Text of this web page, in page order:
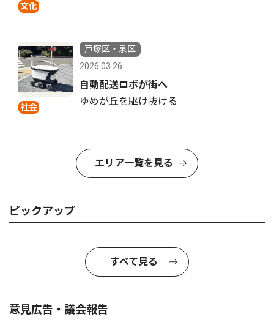
文化
社会
戸塚区・泉区
2026.03.26
自動配送ロボが街へ
ゆめが丘を駆け抜ける
エリア一覧を見る
ピックアップ
すべて見る
意見広告・議会報告